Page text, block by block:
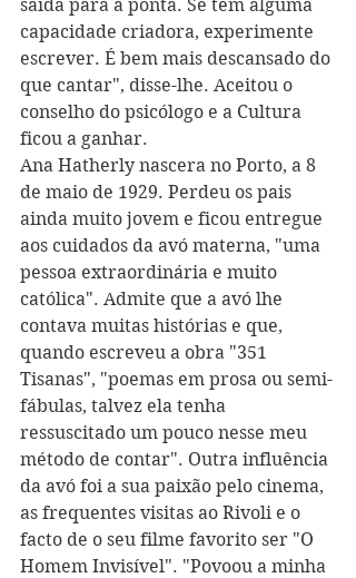
saída para a ponta. Se tem alguma
capacidade criadora, experimente
escrever. É bem mais descansado do
que cantar", disse-lhe. Aceitou o
conselho do psicólogo e a Cultura
ficou a ganhar.
Ana Hatherly nascera no Porto, a 8
de maio de 1929. Perdeu os pais
ainda muito jovem e ficou entregue
aos cuidados da avó materna, "uma
pessoa extraordinária e muito
católica". Admite que a avó lhe
contava muitas histórias e que,
quando escreveu a obra "351
Tisanas", "poemas em prosa ou semi-
fábulas, talvez ela tenha
ressuscitado um pouco nesse meu
método de contar". Outra influência
da avó foi a sua paixão pelo cinema,
as frequentes visitas ao Rivoli e o
facto de o seu filme favorito ser "O
Homem Invisível". "Povoou a minha